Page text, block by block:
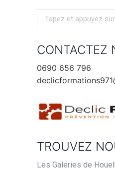
Recherche
:
CONTACTEZ
0690 656 796
TROUVEZ
Les Galeries de